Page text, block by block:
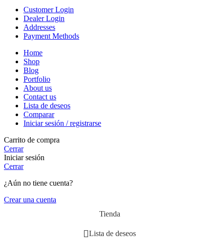
Customer Login
Dealer Login
Addresses
Payment Methods
Home
Shop
Blog
Portfolio
About us
Contact us
Lista de deseos
Comparar
Iniciar sesión / registrarse
Carrito de compra
Cerrar
Iniciar sesión
Cerrar
¿Aún no tiene cuenta?
Crear una cuenta
Tienda
Lista de deseos